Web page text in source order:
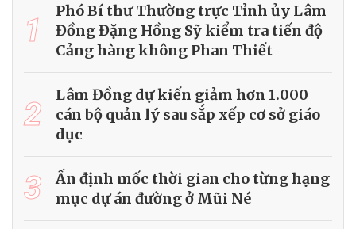
1
Phó Bí thư Thường trực Tỉnh ủy Lâm
Đồng Đặng Hồng Sỹ kiểm tra tiến độ
Cảng hàng không Phan Thiết
2
Lâm Đồng dự kiến giảm hơn 1.000
cán bộ quản lý sau sắp xếp cơ sở giáo
dục
3
Ấn định mốc thời gian cho từng hạng
mục dự án đường ở Mũi Né